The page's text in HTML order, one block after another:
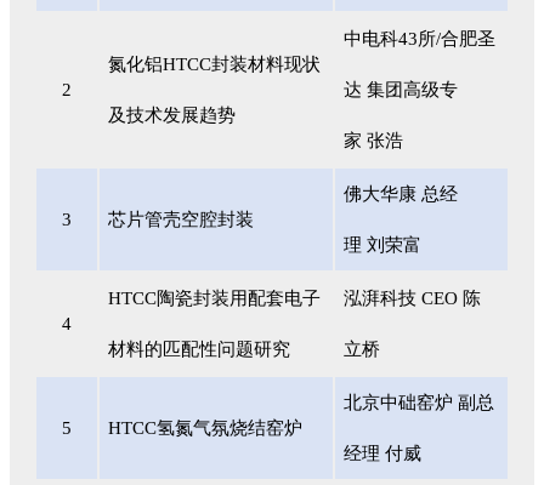
2
氮化铝HTCC封装材料现状
及技术发展趋势
中电科43所/合肥圣
达 集团高级专
家 张浩
3 芯片管壳空腔封装
佛大华康 总经
理 刘荣富
4
HTCC陶瓷封装用配套电子
材料的匹配性问题研究
泓湃科技 CEO 陈
立桥
5 HTCC氢氮气氛烧结窑炉
北京中础窑炉 副总
经理 付威